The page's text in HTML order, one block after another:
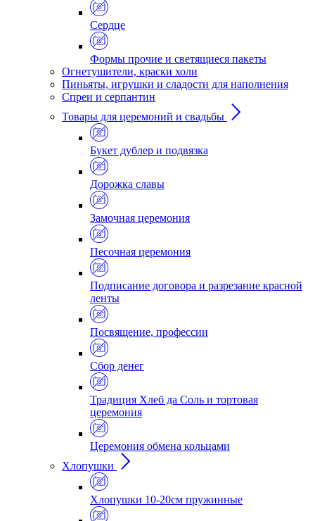
Сердце
Формы прочие и светящиеся пакеты
Огнетушители, краски холи
Пиньяты, игрушки и сладости для наполнения
Спреи и серпантин
Товары для церемоний и свадьбы
Букет дублер и подвязка
Дорожка славы
Замочная церемония
Песочная церемония
Подписание договора и разрезание красной
ленты
Посвящение, профессии
Сбор денег
Традиция Хлеб да Соль и тортовая
церемония
Церемония обмена кольцами
Хлопушки
Хлопушки 10-20см пружинные